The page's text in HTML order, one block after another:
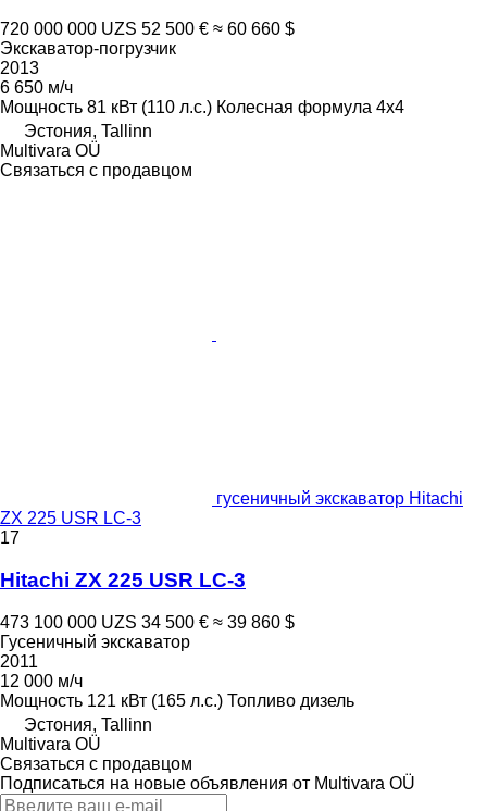
720 000 000 UZS 52 500 € ≈ 60 660 $
Экскаватор-погрузчик
2013
6 650 м/ч
Мощность 81 кВт (110 л.с.) Колесная формула 4x4
Эстония, Tallinn
Multivara OÜ
Связаться с продавцом
гусеничный экскаватор Hitachi
ZX 225 USR LC-3
17
Hitachi ZX 225 USR LC-3
473 100 000 UZS 34 500 € ≈ 39 860 $
Гусеничный экскаватор
2011
12 000 м/ч
Мощность 121 кВт (165 л.с.) Топливо дизель
Эстония, Tallinn
Multivara OÜ
Связаться с продавцом
Подписаться на новые объявления от Multivara OÜ